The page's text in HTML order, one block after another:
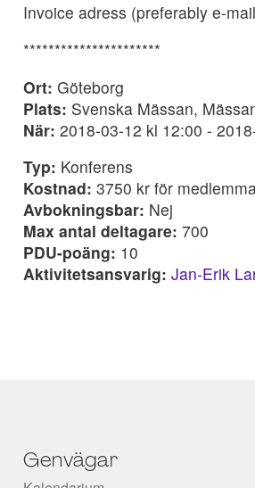
Invoice adress (preferably e-
**********************
Ort: Göteborg
Plats: Svenska Mässan,
När: 2018-03-12 kl 12:00 -
Typ: Konferens
Kostnad: 3750 kr för
Avbokningsbar: Nej
Max antal deltagare: 700
PDU-poäng: 10
Aktivitetsansvarig: Jan-Erik
Genvägar